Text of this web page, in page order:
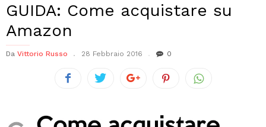
GUIDA: Come acquistare su
Amazon
Da Vittorio Russo 28 Febbraio 2016 0